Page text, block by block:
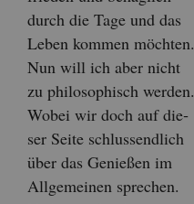
durch die Tage und das
Leben kom­men möch­ten.
Nun will ich aber nicht
zu phi­lo­so­phisch wer­den.
Wobei wir doch auf die­
ser Seite schluss­end­lich
über das Ge­nie­ßen im
All­ge­mei­nen spre­chen.